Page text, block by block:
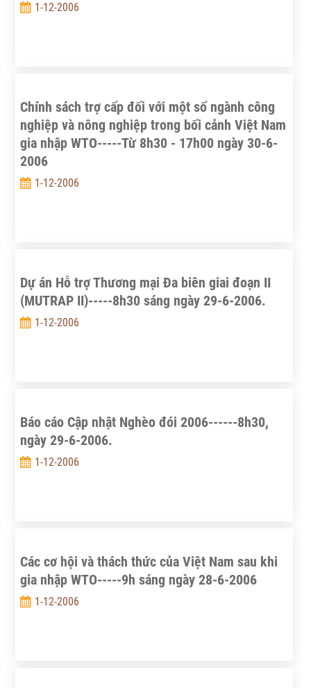
1-12-2006
Chính sách trợ cấp đối với một số ngành công
nghiệp và nông nghiệp trong bối cảnh Việt Nam
gia nhập WTO-----Từ 8h30 - 17h00 ngày 30-6-
2006
1-12-2006
Dự án Hỗ trợ Thương mại Đa biên giai đoạn II
(MUTRAP II)-----8h30 sáng ngày 29-6-2006.
1-12-2006
Báo cáo Cập nhật Nghèo đói 2006------8h30,
ngày 29-6-2006.
1-12-2006
Các cơ hội và thách thức của Việt Nam sau khi
gia nhập WTO-----9h sáng ngày 28-6-2006
1-12-2006